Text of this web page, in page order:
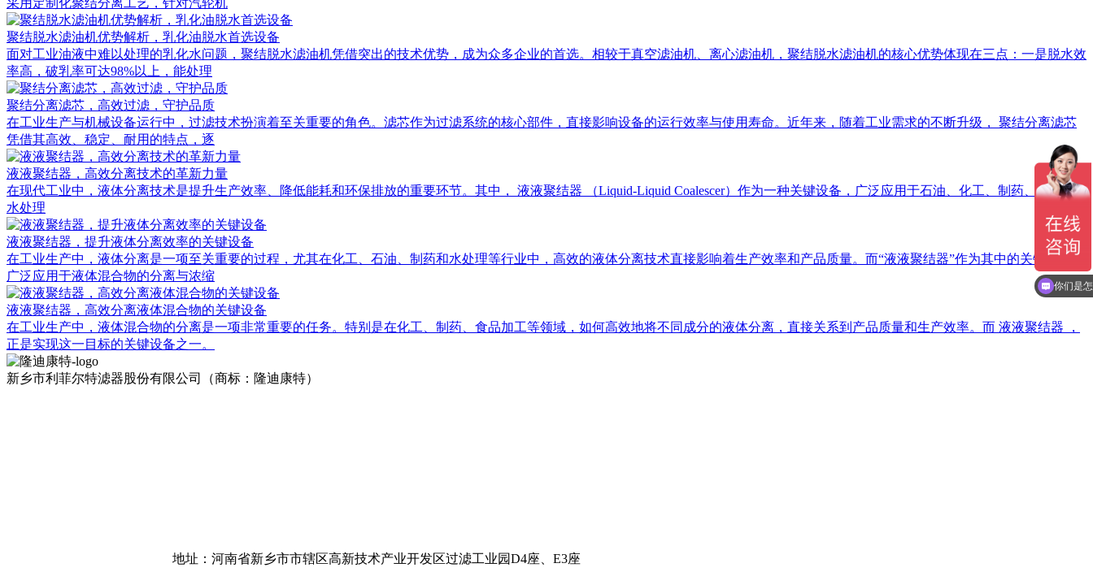
聚结脱水滤油机优势解析，乳化油脱水首选设备
面对工业油液中难以处理的乳化水问题，聚结脱水滤油机凭借突出的技术优势，成为众多企业的首选。相较于真空滤油机、离心滤油机，聚结脱水滤油机的核心优势体现在三点：一是脱水效
率高，破乳率可达98%以上，能处理
聚结分离滤芯，高效过滤，守护品质
在工业生产与机械设备运行中，过滤技术扮演着至关重要的角色。滤芯作为过滤系统的核心部件，直接影响设备的运行效率与使用寿命。近年来，随着工业需求的不断升级， 聚结分离滤芯
凭借其高效、稳定、耐用的特点，逐
液液聚结器，高效分离技术的革新力量
在现代工业中，液体分离技术是提升生产效率、降低能耗和环保排放的重要环节。其中， 液液聚结器 （Liquid-Liquid Coalescer）作为一种关键设备，广泛应用于石油、化工、制药、食品和
水处理
液液聚结器，提升液体分离效率的关键设备
在工业生产中，液体分离是一项至关重要的过程，尤其在化工、石油、制药和水处理等行业中，高效的液体分离技术直接影响着生产效率和产品质量。而“液液聚结器”作为其中的关键设备，
广泛应用于液体混合物的分离与浓缩
液液聚结器，高效分离液体混合物的关键设备
在工业生产中，液体混合物的分离是一项非常重要的任务。特别是在化工、制药、食品加工等领域，如何高效地将不同成分的液体分离，直接关系到产品质量和生产效率。而 液液聚结器 ，
正是实现这一目标的关键设备之一。
新乡市利菲尔特滤器股份有限公司（商标：隆迪康特）
地址：河南省新乡市市辖区高新技术产业开发区过滤工业园D4座、E3座
你们是